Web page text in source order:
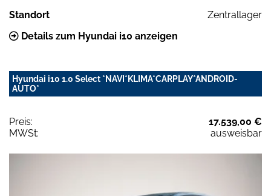
Standort
Zentrallager
Details zum Hyundai i10 anzeigen
Hyundai i10 1.0 Select *NAVI*KLIMA*CARPLAY*ANDROID-
AUTO*
Preis:
17.539,00 €
MWSt:
ausweisbar